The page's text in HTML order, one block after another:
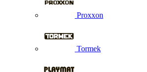
Proxxon
Tormek